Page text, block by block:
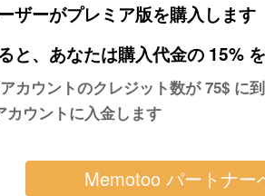
ザーがプレミア版を購入します
と、あなたは購入代金の 15%
カウントのクレジット数が 75$ に
カウントに入金します